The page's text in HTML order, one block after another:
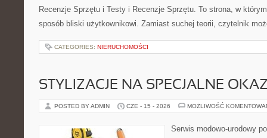
Recenzje Sprzętu i Testy i Recenzje Sprzętu. To strona, w
sposób bliski użytkownikowi. Zamiast suchej teorii, czytelnik
CATEGORIES: NIERUCHOMOŚCI
STYLIZACJE NA SPECJALNE
POSTED BY ADMIN CZE - 15 - 2026 MOŻLIWOŚĆ
Serwis modowo-urodowy